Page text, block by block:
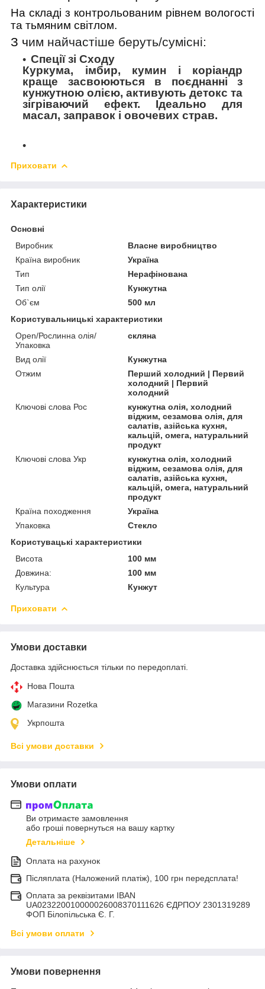
На складі з контрольованим рівнем вологості
та тьмяним світлом.
З чим найчастіше беруть/cумісні:
Спеції зі Сходу
Куркума, імбир, кумин і коріандр
краще засвоюються в поєднанні з
кунжутною олією, активують детокс та
зігріваючий ефект. Ідеально для
масал, заправок і овочевих страв.
Приховати
Характеристики
Основні
Виробник
Власне виробництво
Країна виробник
Україна
Тип
Нерафінована
Тип олії
Кунжутна
Об`єм
500 мл
Користувальницькі характеристики
Open/Рослинна олія/
Упаковка
скляна
Вид олії
Кунжутна
Отжим
Перший холодний | Первий
холодний | Первий
холодний
Ключові слова Рос
кунжутна олія, холодний
віджим, сезамова олія, для
салатів, азійська кухня,
кальцій, омега, натуральний
продукт
Ключові слова Укр
кунжутна олія, холодний
віджим, сезамова олія, для
салатів, азійська кухня,
кальцій, омега, натуральний
продукт
Країна походження
Україна
Упаковка
Стекло
Користувацькi характеристики
Висота
100 мм
Довжина:
100 мм
Культура
Кунжут
Приховати
Умови доставки
Доставка здійснюється тільки по передоплаті.
Нова Пошта
Магазини Rozetka
Укрпошта
Всі умови доставки
Умови оплати
Ви отримаєте замовлення
або гроші повернуться на вашу картку
Детальніше
Оплата на рахунок
Післяплата (Наложений платіж), 100 грн передсплата!
Оплата за реквізитами IBAN
UA023220010000026008370111626 ЄДРПОУ 2301319289
ФОП Білопільська Є. Г.
Всі умови оплати
Умови повернення